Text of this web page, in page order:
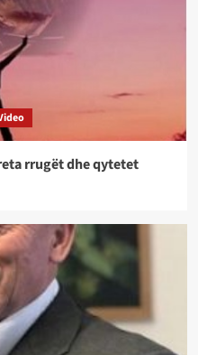
rrugët dhe qytetet